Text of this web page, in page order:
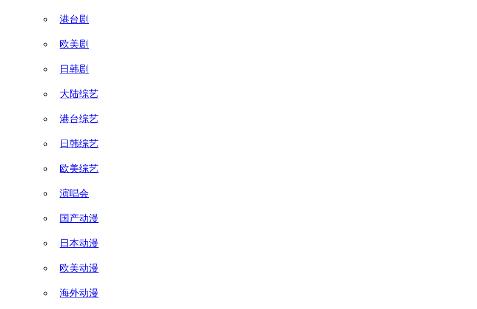
港台剧
欧美剧
日韩剧
大陆综艺
港台综艺
日韩综艺
欧美综艺
演唱会
国产动漫
日本动漫
欧美动漫
海外动漫